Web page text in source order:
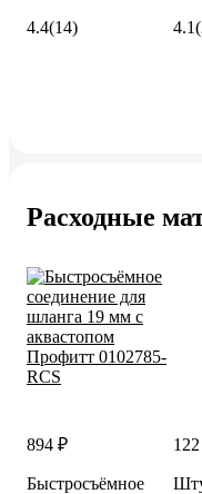
4.4(14)
4.1
Расходные
894 ₽
Быстросъёмное